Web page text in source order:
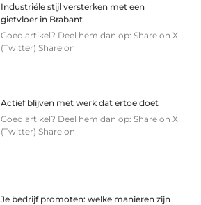
Industriële stijl versterken met een
gietvloer in Brabant
Goed artikel? Deel hem dan op: Share on X
(Twitter) Share on
Actief blijven met werk dat ertoe doet
Goed artikel? Deel hem dan op: Share on X
(Twitter) Share on
Je bedrijf promoten: welke manieren zijn